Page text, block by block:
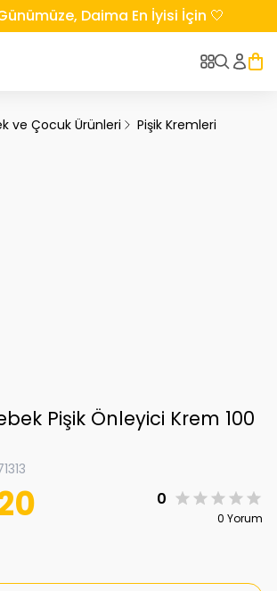
Daima En İyisi İçin 🤍
ve Çocuk Ürünleri Pişik Kremleri
Pişik Önleyici Krem 100
0
0 Yorum